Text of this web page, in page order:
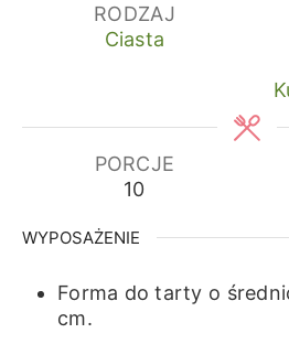
RODZAJ
Ciasta
PORCJE
10
WYPOSAŻENIE
Forma do tarty o
cm.